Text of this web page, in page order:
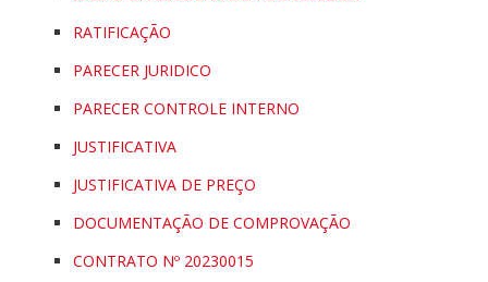
RATIFICAÇÃO
PARECER JURIDICO
PARECER CONTROLE INTERNO
JUSTIFICATIVA
JUSTIFICATIVA DE PREÇO
DOCUMENTAÇÃO DE COMPROVAÇÃO
CONTRATO Nº 20230015